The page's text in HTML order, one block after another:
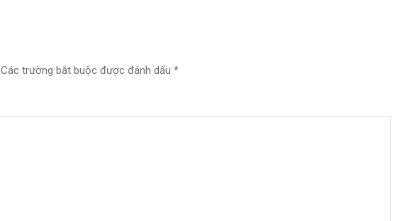
Các trường bắt buộc được đánh dấu *